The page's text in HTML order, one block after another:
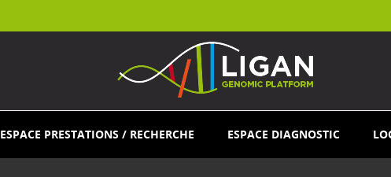
ESPACE PRESTATIONS / RECHERCHE ESPACE DIAGNOSTIC